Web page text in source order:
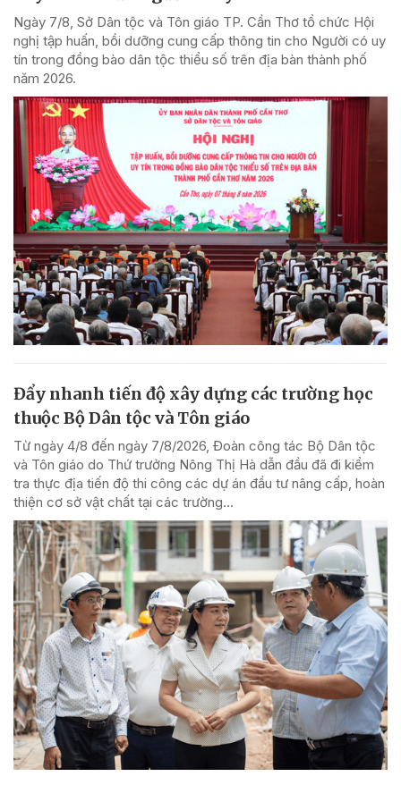
Ngày 7/8, Sở Dân tộc và Tôn giáo TP. Cần Thơ tổ chức Hội
nghị tập huấn, bồi dưỡng cung cấp thông tin cho Người có uy
tín trong đồng bào dân tộc thiểu số trên địa bàn thành phố
năm 2026.
Đẩy nhanh tiến độ xây dựng các trường học
thuộc Bộ Dân tộc và Tôn giáo
Từ ngày 4/8 đến ngày 7/8/2026, Đoàn công tác Bộ Dân tộc
và Tôn giáo do Thứ trưởng Nông Thị Hà dẫn đầu đã đi kiểm
tra thực địa tiến độ thi công các dự án đầu tư nâng cấp, hoàn
thiện cơ sở vật chất tại các trường...